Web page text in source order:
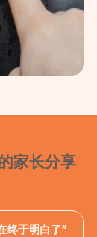
家长分享
终于明白了”